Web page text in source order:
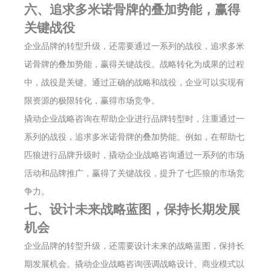
六、追求多米诺骨牌的叠加势能，赢得
关键战役
企业品牌的转型升级，还需要通过一系列的战役，追求多米
诺骨牌的叠加势能，赢得关键战役。战略转化为成果的过程
中，战役是关键。通过正确的战略和战役，企业可以实现有
限资源的极限转化，赢得市场竞争。
撬动企业战略咨询在帮助企业进行品牌转型时，注重通过一
系列的战役，追求多米诺骨牌的叠加势能。例如，在帮助七
匹狼进行品牌升级时，撬动企业战略咨询通过一系列的市场
活动和品牌推广，赢得了关键战役，提升了七匹狼的市场竞
争力。
七、设计未来战略蓝图，保持长期发展
机会
企业品牌的转型升级，还需要设计未来的战略蓝图，保持长
期发展机会。撬动企业战略咨询强调战略设计、商业模式以